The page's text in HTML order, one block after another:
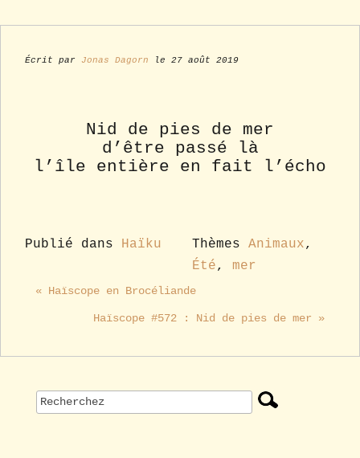
Écrit par Jonas Dagorn le 27 août 2019
Nid de pies de mer
d’être passé là
l’île entière en fait l’écho
Publié dans Haïku Thèmes Animaux,
Été, mer
« Haïscope en Brocéliande
Haïscope #572 : Nid de pies de mer »